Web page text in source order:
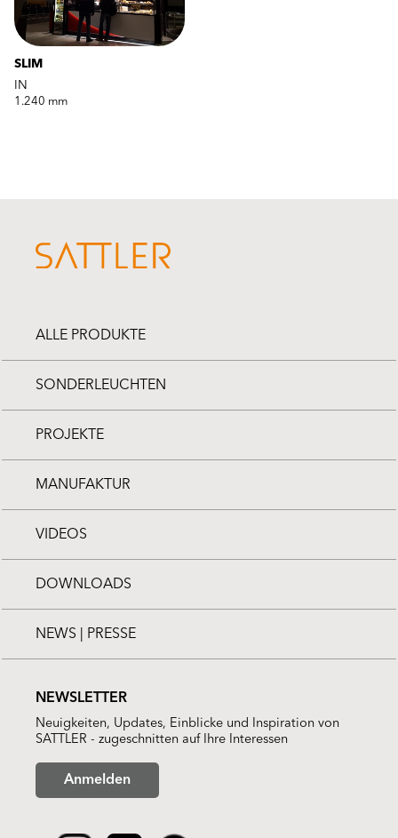
SLIM
IN
1.240 mm
ALLE PRODUKTE
SONDERLEUCHTEN
PROJEKTE
MANUFAKTUR
VIDEOS
DOWNLOADS
NEWS | PRESSE
NEWSLETTER
Neuigkeiten, Updates, Einblicke und Inspiration von
SATTLER - zugeschnitten auf Ihre Interessen
Anmelden